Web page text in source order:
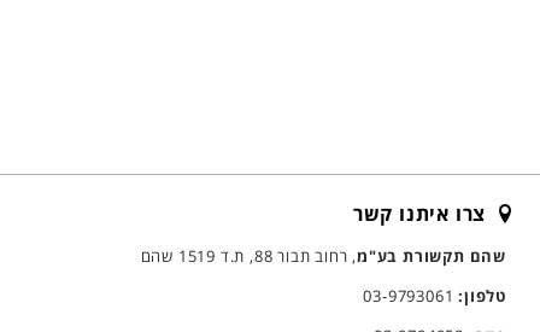
צרו איתנו קשר
שהם תקשורת בע"מ, רחוב תבור 88, ת.ד 1519 שהם
טלפון:03-9793061